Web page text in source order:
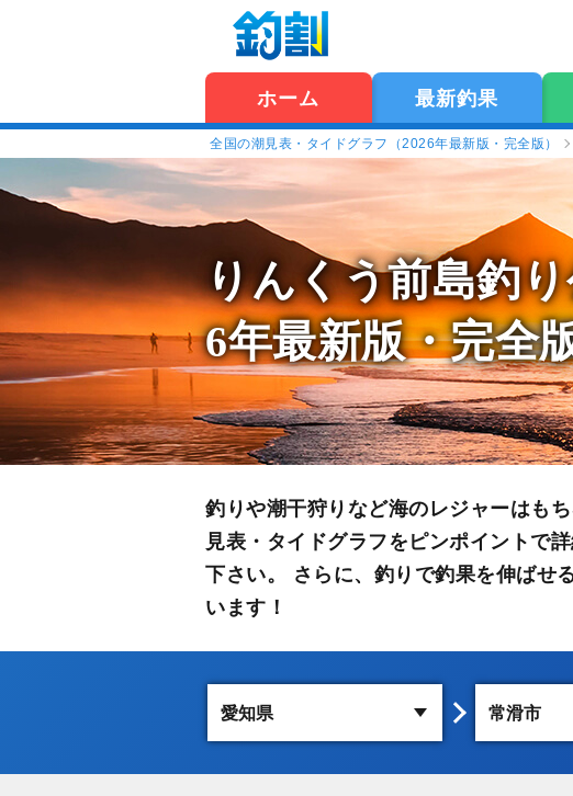
ホーム 最新釣果
全国の潮見表・タイドグラフ（2026年最新版・完全版）
りんくう前島釣
6年最新版・完全
釣りや潮干狩りなど海のレジャーはも
見表・タイドグラフをピンポイントで
下さい。 さらに、釣りで釣果を伸ばせ
います！